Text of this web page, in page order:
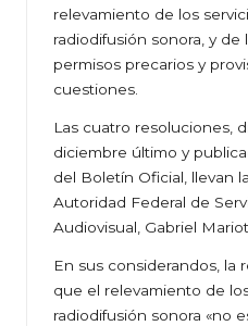
relevamiento de los
radiodifusión sonora, y de
permisos precarios y
cuestiones.
Las cuatro resoluciones,
diciembre último y
del Boletín Oficial, llevan
Autoridad Federal de
Audiovisual, Gabriel
En sus considerandos, la
que el relevamiento de
radiodifusión sonora «no